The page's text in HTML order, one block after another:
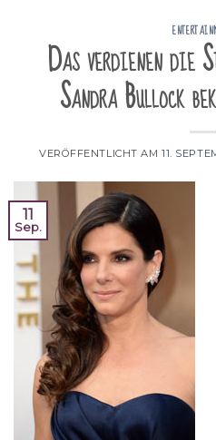
Das verdienen die
Sandra Bullock
VERÖFFENTLICHT AM11.
11
Sep.